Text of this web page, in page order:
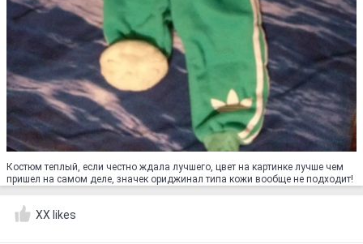
Костюм теплый, если честно ждала лучшего, цвет на картинке лучше чем
пришел на самом деле, значек ориджинал типа кожи вообще не подходит!
XX likes